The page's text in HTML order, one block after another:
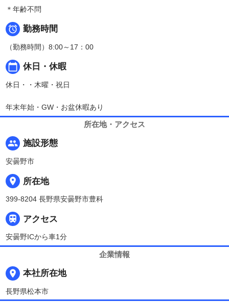
＊年齢不問
 勤務時間
（勤務時間）8:00～17：00
calendar_today 休日・休暇
休日・・木曜・祝日
年末年始・GW・お盆休暇あり
所在地・アクセス
people 施設形態
安曇野市
place 所在地
399-8204 長野県安曇野市豊科
 アクセス
安曇野ICから車1分
企業情報
place 本社所在地
長野県松本市